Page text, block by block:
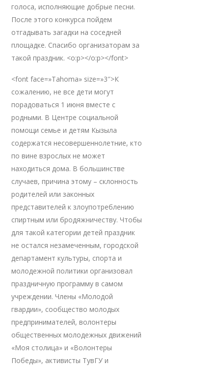
голоса, исполняющие добрые песни.
После этого конкурса пойдем
отгадывать загадки на соседней
площадке. Спасибо организаторам за
такой праздник. <o:p></o:p></font>
<font face=»Tahoma» size=»3″>К
сожалению, не все дети могут
порадоваться 1 июня вместе с
родными. В Центре социальной
помощи семье и детям Кызыла
содержатся несовершеннолетние, кто
по вине взрослых не может
находиться дома. В большинстве
случаев, причина этому – склонность
родителей или законных
представителей к злоупотреблению
спиртным или бродяжничеству. Чтобы
для такой категории детей праздник
не остался незамеченным, городской
департамент культуры, спорта и
молодежной политики организовал
праздничную программу в самом
учреждении. Члены «Молодой
гвардии», сообщество молодых
предпринимателей, волонтеры
общественных молодежных движений
«Моя столица» и «Волонтеры
Победы», активисты ТувГУ и